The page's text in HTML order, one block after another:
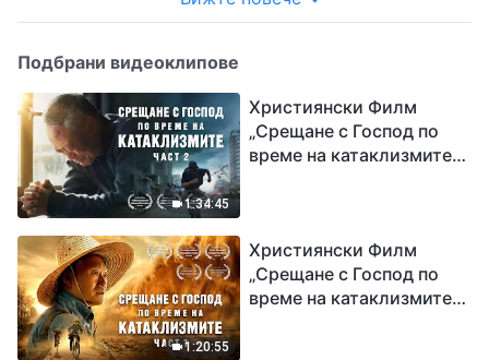
Подбрани видеоклипове
1:34:45
Християнски Филм
„Срещане с Господ по
време на катаклизмите“
1:20:55
Християнски Филм
„Срещане с Господ по
време на катаклизмите“